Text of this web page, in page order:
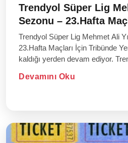
Trendyol Süper Lig
Sezonu – 23.Hafta
Tribünde Yerini Al
Trendyol Süper Lig Mehmet Ali
23.Hafta Maçları İçin Tribünde Yerini Al Futbol
kaldığı yerden devam ediyor.
Devamını Oku